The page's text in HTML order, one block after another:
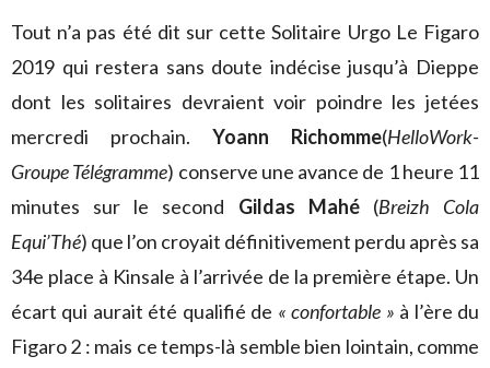
Tout n’a pas été dit sur cette Solitaire Urgo Le Figaro
2019 qui restera sans doute indécise jusqu’à Dieppe
dont les solitaires devraient voir poindre les jetées
mercredi prochain. Yoann Richomme(HelloWork-
Groupe Télégramme) conserve une avance de 1 heure 11
minutes sur le second Gildas Mahé(Breizh Cola
Equi’Thé) que l’on croyait définitivement perdu après sa
34e place à Kinsale à l’arrivée de la première étape. Un
écart qui aurait été qualifié de « confortable » à l’ère du
Figaro 2 : mais ce temps-là semble bien lointain, comme